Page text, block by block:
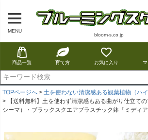
MENU
bloom-s.co.jp
商品一覧 育て方 お気に入り
TOPページへ
土を使わない清潔感ある観葉植物（ハ
【送料無料】土を使わず清潔感もある曲がり仕立て
シーマ）・ブラックスクエアプラスチック鉢「ミディ